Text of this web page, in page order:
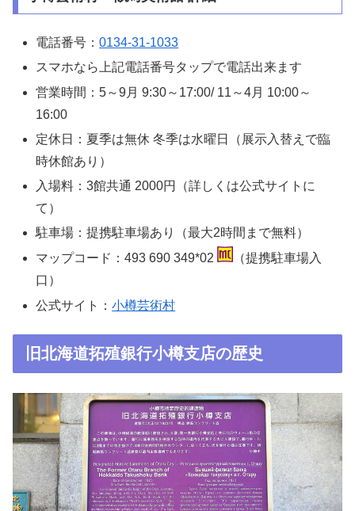
電話番号：0134-31-1033
スマホなら上記電話番号タップで電話出来ます
営業時間：5～9月 9:30～17:00/ 11～4月 10:00～
16:00
定休日：夏季は無休 冬季は水曜日（展示入替えで臨
時休館あり）
入場料：3館共通 2000円（詳しくは公式サイトに
て）
駐車場：提携駐車場あり（最大2時間まで無料）
マップコード：493 690 349*02
（提携駐車場入
口）
公式サイト：小樽芸術村
旧北海道拓殖銀行小樽支店の歴史